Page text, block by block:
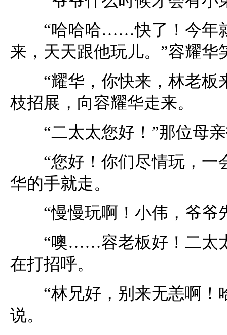
“哈哈哈……快了！今年就
来，天天跟他玩儿。”容耀华
“耀华，你快来，林老板
枝招展，向容耀华走来。
“二太太您好！”那位母亲
“您好！你们尽情玩，一
华的手就走。
“慢慢玩啊！小伟，爷爷
“噢……容老板好！二太太
在打招呼。
“林兄好，别来无恙啊！
说。